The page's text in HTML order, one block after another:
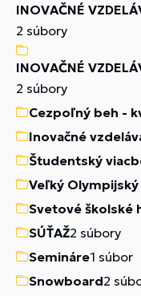
2 súbory
2 súbory
Cezpoľný beh -
Inovačné
Študentský
Veľký Olympijský
Svetové školské
SÚŤAŽ2 súbory
Semináre1 súbor
Snowboard2